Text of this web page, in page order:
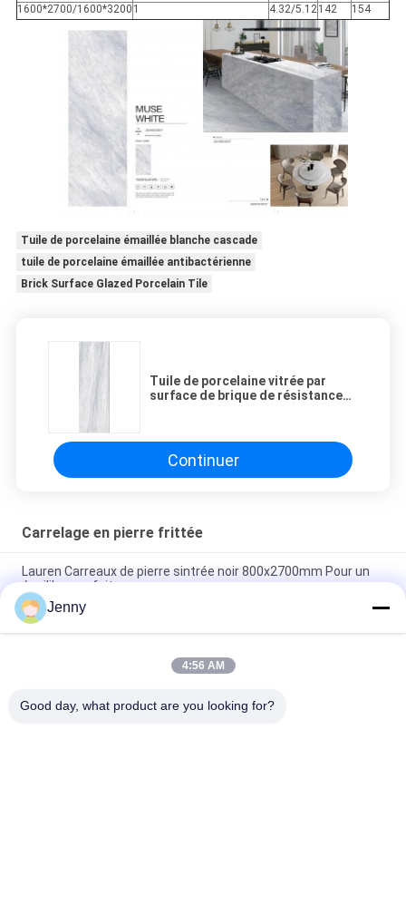
1600*2700/1600*3200 1 4.32/5.12142 154
Tuile de porcelaine émaillée blanche cascade
tuile de porcelaine émaillée antibactérienne
Brick Surface Glazed Porcelain Tile
Tuile de porcelaine vitrée par
surface de brique de résistance
comptoir de cuisine
Continuer
Carrelage en pierre frittée
Lauren Carreaux de pierre sintrée noir 800x2700mm Pour un
équilibre parfait
Isolement thermique Carreaux de pierre sintrée automne
Serenade Textiles Tapisseries Table en tôle
Voyage à travers les mers Carreaux de pierre sintrée Accents
Jenny
4:56 AM
Good day, what product are you looking for?